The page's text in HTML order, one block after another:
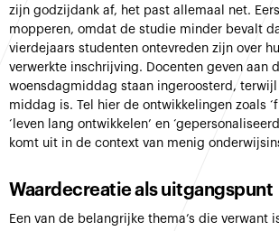
zijn godzijdank af, het past allemaal net.
mopperen, omdat de studie minder bevalt
vierdejaars studenten ontevreden zijn over
verwerkte inschrijving. Docenten geven aan
woensdagmiddag staan ingeroosterd,
middag is. Tel hier de ontwikkelingen zoals
‘leven lang ontwikkelen’ en
komt uit in de context van menig
Waardecreatie als uitgangspunt
Een van de belangrijke thema’s die verwant